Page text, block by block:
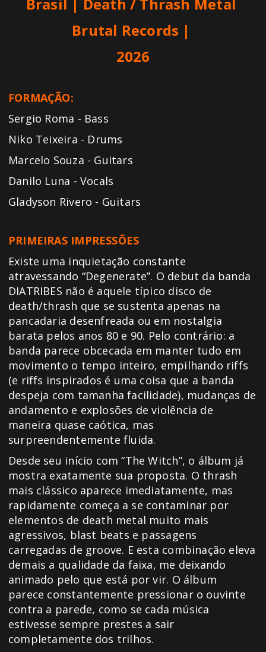
Brasil | Death / Thrash Metal
Brutal Records |
2026
FORMAÇÃO:
Sergio Roma - Bass
Niko Teixeira - Drums
Marcelo Souza - Guitars
Danilo Luna - Vocals
Gladyson Rivero - Guitars
PRIMEIRAS IMPRESSÕES
Existe uma inquietação constante
atravessando “Degenerate”. O debut da banda
DIATRIBES não é aquele típico disco de
death/thrash que se sustenta apenas na
pancadaria desenfreada ou em nostalgia
barata pelos anos 80 e 90. Pelo contrário: a
banda parece obcecada em manter tudo em
movimento o tempo inteiro, empilhando riffs
(e riffs inspirados é uma coisa que a banda
despeja com tamanha facilidade), mudanças de
andamento e explosões de violência de
maneira quase caótica, mas
surpreendentemente fluida.
Desde seu início com “The Witch”, o álbum já
mostra exatamente sua proposta. O thrash
mais clássico aparece imediatamente, mas
rapidamente começa a se contaminar por
elementos de death metal muito mais
agressivos, blast beats e passagens
carregadas de groove. E esta combinação eleva
demais a qualidade da faixa, me deixando
animado pelo que está por vir. O álbum
parece constantemente pressionar o ouvinte
contra a parede, como se cada música
estivesse sempre prestes a sair
completamente dos trilhos.